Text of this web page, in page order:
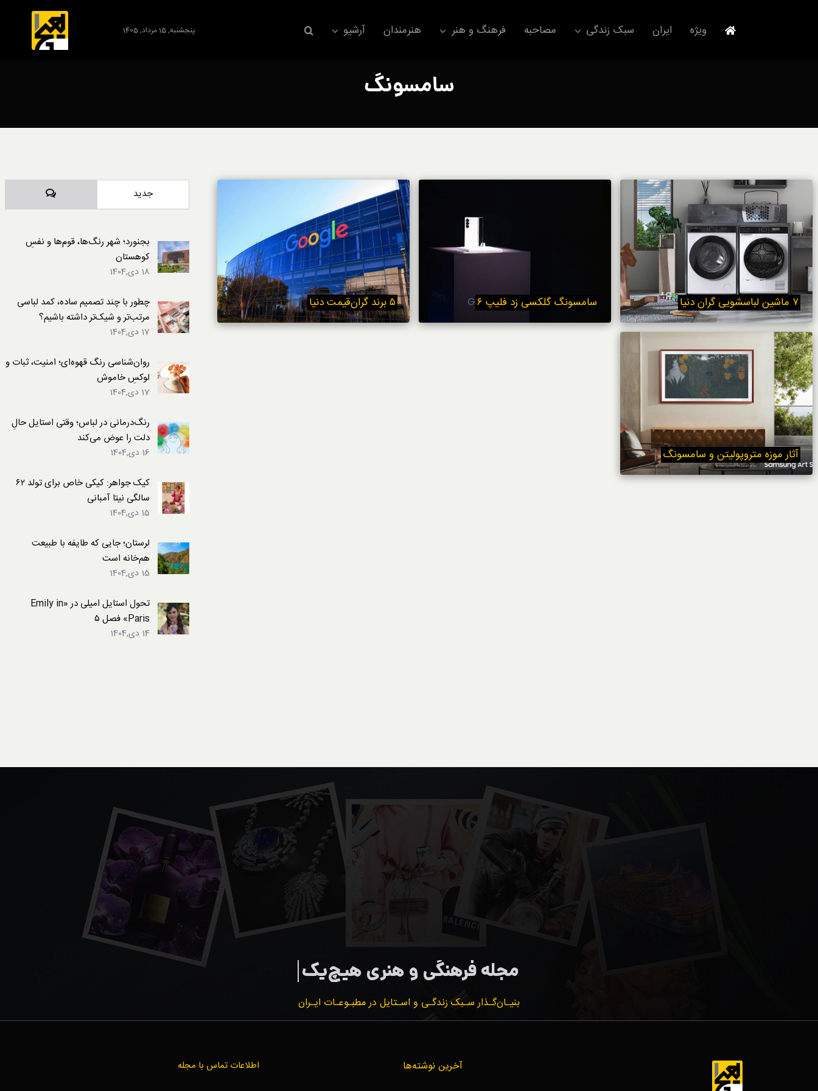
ویژه ایران سبک زندگی
خودرو
خوردنی‌ها
استایل لباس
مصاحبه فرهنگ و هنر هنرمندان آرشیو پنجشنبه, 15 مرداد, 1405
سامسونگ
۷ ماشین لباسشویی گران دنیا سامسونگ گلکسی زد فلیپ ۶ ۵ برند گران‌قیمت دنیا
آثار موزه متروپولیتن و سامسونگ
جدید دیدگاه‌ها
بجنورد؛ شهر رنگ‌ها، قوم‌ها و نفسِ
کوهستان
18 دی,1404
چطور با چند تصمیم ساده، کمد لباسی
مرتب‌تر و شیک‌تر داشته باشیم؟
17 دی,1404
روان‌شناسی رنگ قهوه‌ای؛ امنیت، ثبات و
لوکسِ خاموش
17 دی,1404
رنگ‌درمانی در لباس؛ وقتی استایل حالِ
دلت را عوض می‌کند
16 دی,1404
کیک جواهر: کیکی خاص برای تولد ۶۲
سالگی نیتا آمبانی
15 دی,1404
لرستان؛ جایی که طایفه با طبیعت
هم‌خانه است
15 دی,1404
تحول استایل امیلی در «Emily in
Paris» فصل ۵
14 دی,1404
بنیـان‌گـذار سـبک زندگـی و اسـتایل در مطبـوعـات ایـران
آخرین نوشته‌ها اطلاعات تماس با مجله